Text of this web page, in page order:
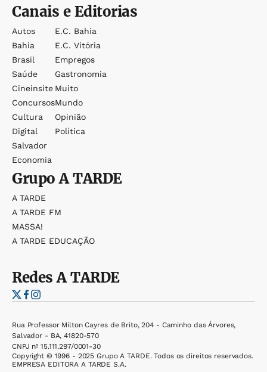
Canais e Editorias
Autos
Bahia
Brasil
Saúde
Cineinsite
Concursos
Cultura
Digital
Salvador
Economia
E.c. Bahia
E.c. Vitória
Empregos
Gastronomia
Muito
Mundo
Opinião
Política
GrupoA TARDE
A TARDE
A TARDE FM
MASSA!
A TARDE EDUCAÇÃO
RedesA TARDE
Rua Professor Milton Cayres de Brito, 204 - Caminho das Árvores,
Salvador - BA, 41820-570
CNPJ nº 15.111.297/0001-30
Copyright © 1996 - 2025 Grupo A TARDE. Todos os direitos reservados.
EMPRESA EDITORA A TARDE S.A.